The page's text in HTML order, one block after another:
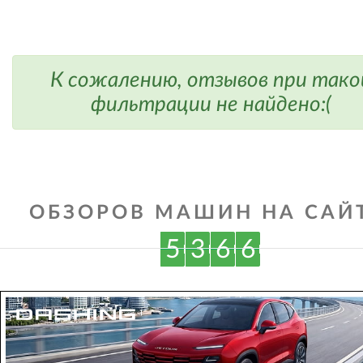
К сожалению, отзывов при
фильтрации не найдено:(
ОБЗОРОВ МАШИН НА
5 3 6 6